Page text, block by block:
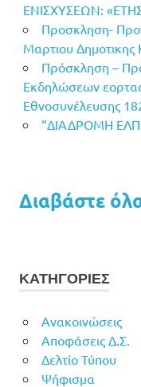
ΕΝΙΣΧΥΣΕΩΝ:
Προσκληση-
Μαρτιου Δημοτικης
Πρόσκληση –
Εκδηλώσεων
Εθνοσυνέλευσης
“ΔΙΑΔΡΟΜΗ
Διαβάστε
ΚΑΤΗΓΟΡΙΕΣ
Ανακοινώσεις
Αποφάσεις Δ.Σ.
Δελτίο Τύπου
Ψήφισμα